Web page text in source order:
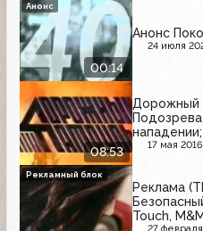
00:14
Анонс
24 июля
Анонс
08:53
Дорожный
17 мая
Реклама
Touch,
Рекламный блок